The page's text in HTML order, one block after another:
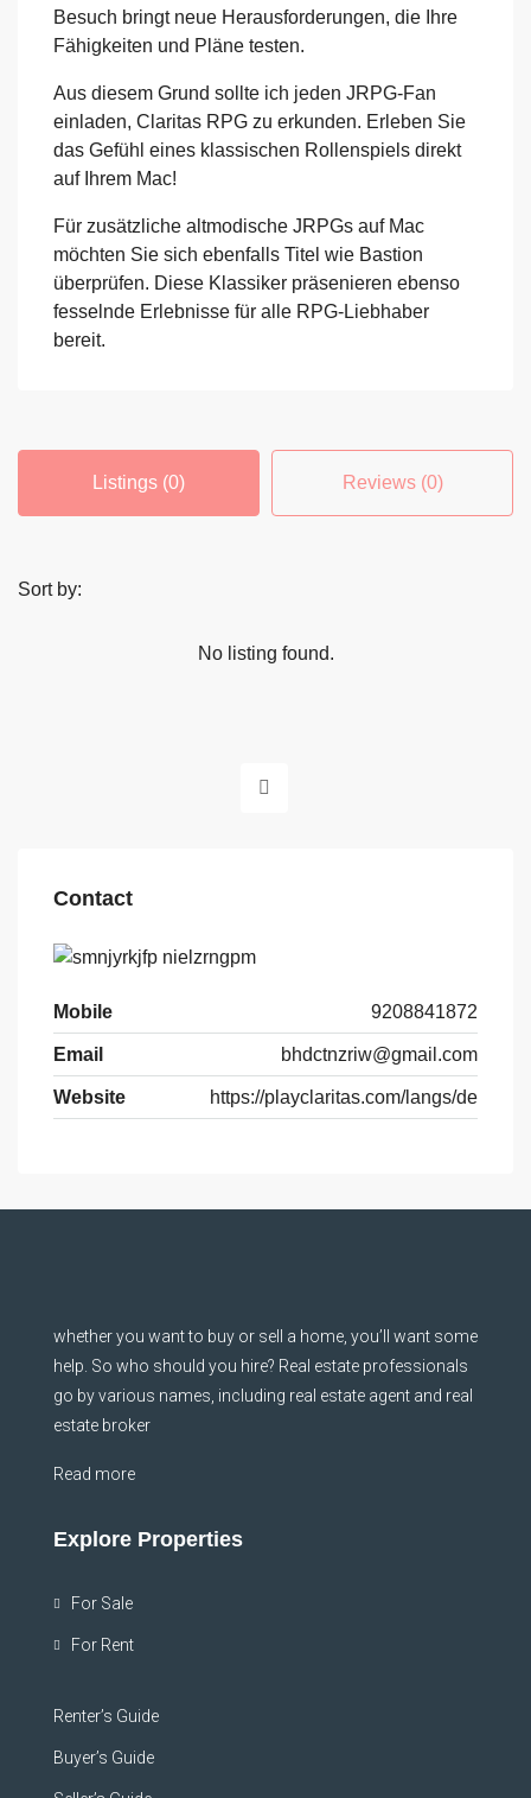
Besuch bringt neue Herausforderungen, die Ihre
Fähigkeiten und Pläne testen.
Aus diesem Grund sollte ich jeden JRPG-Fan
einladen, Claritas RPG zu erkunden. Erleben Sie
das Gefühl eines klassischen Rollenspiels direkt
auf Ihrem Mac!
Für zusätzliche altmodische JRPGs auf Mac
möchten Sie sich ebenfalls Titel wie Bastion
überprüfen. Diese Klassiker präsenieren ebenso
fesselnde Erlebnisse für alle RPG-Liebhaber
bereit.
Listings (0) Reviews (0)
Sort by:
No listing found.
Contact
Mobile 9208841872
Email bhdctnzriw@gmail.com
Website https://playclaritas.com/langs/de
whether you want to buy or sell a home, you’ll want some
help. So who should you hire? Real estate professionals
go by various names, including real estate agent and real
estate broker
Read more
Explore Properties
For Sale
For Rent
Renter’s Guide
Buyer’s Guide